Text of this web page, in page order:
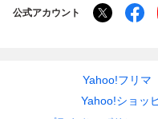
公式アカウント
Yahoo!フリマ
Yahoo!ショッ